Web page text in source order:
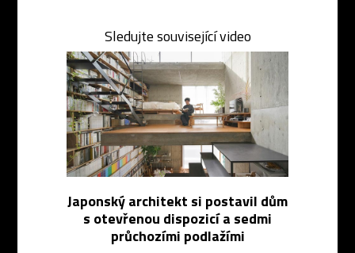
Sledujte související video
Japonský architekt si postavil dům
s otevřenou dispozicí a sedmi
průchozími podlažími